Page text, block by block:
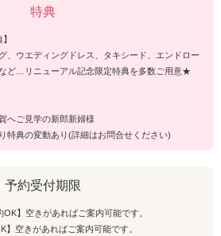
特典
、ウエディングドレス、タキシード、エンドロー
ど…リニューアル記念限定特典を多数ご用意★
へご見学の新郎新婦様
特典の変動あり(詳細はお問合せください)
予約受付期限
】空きがあればご案内可能です。
】空きがあればご案内可能です。